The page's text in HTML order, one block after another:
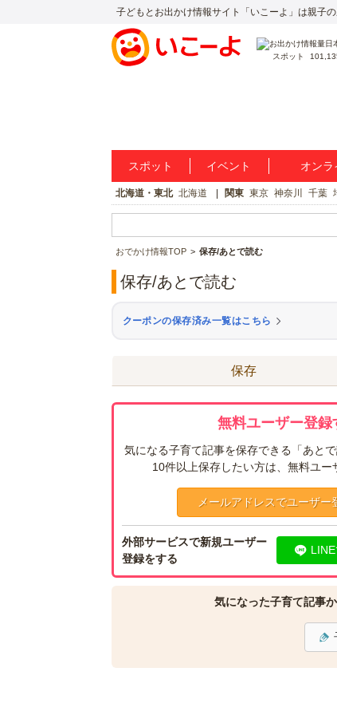
子どもとお出かけ情報サイト「いこーよ」は親子
スポット
スポット イベント オンラ
北海道・東北 北海道 関東 東京 神奈川 千葉
おでかけ情報TOP 保存/あとで読む
保存/あとで読む
クーポンの保存済み一覧はこちら
保存
無料ユーザー登録
気になる子育て記事を保存できる「あと
10件以上保存したい方は、無料ユー
メールアドレスでユーザー
外部サービスで新規ユーザー
登録をする
気になった子育て記事